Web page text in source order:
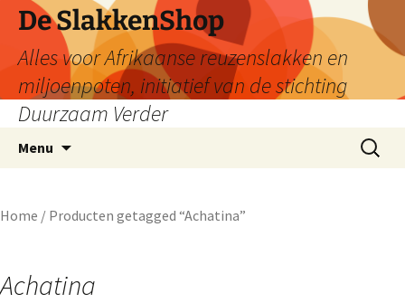
De SlakkenShop
Alles voor Afrikaanse reuzenslakken en
miljoenpoten, initiatief van de stichting
Duurzaam Verder
Menu
Zoeken
naar:
Home / Producten getagged “Achatina”
Achatina